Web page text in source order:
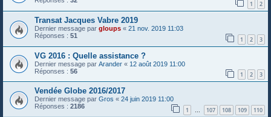
1 2
Transat Jacques Vabre 2019
Dernier message par gloups « 21 nov. 2019 11:03
Réponses : 51 1 2 3
VG 2016 : Quelle assistance ?
Dernier message par Arander « 12 août 2019 11:00
Réponses : 56 1 2 3
Vendée Globe 2016/2017
Dernier message par Gros « 24 juin 2019 11:00
Réponses : 2186 1 … 107 108 109 110